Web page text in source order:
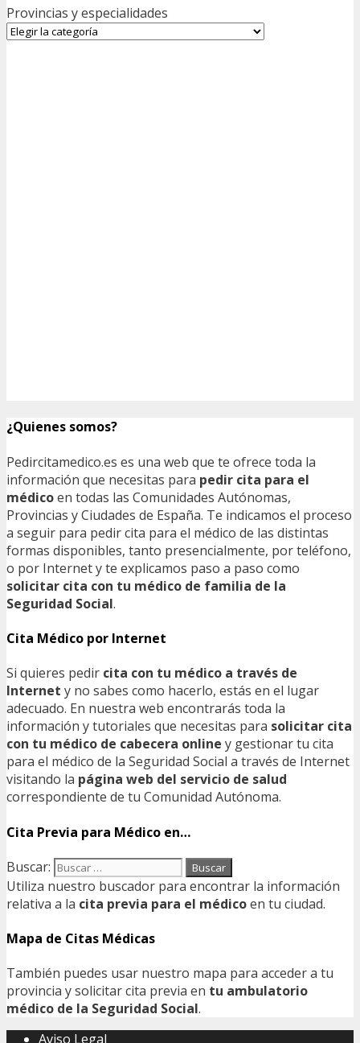
Provincias y especialidades
¿Quienes somos?
Pedircitamedico.es es una web que te ofrece toda la
información que necesitas para pedir cita para el
médicoen todas las Comunidades Autónomas,
Provincias y Ciudades de España. Te indicamos el proceso
a seguir para pedir cita para el médico de las distintas
formas disponibles, tanto presencialmente, por teléfono,
o por Internet y te explicamos paso a paso como
solicitar cita con tu médico de familia de la
Seguridad Social.
Cita Médico por Internet
Si quieres pedir cita con tu médico a través de
Internet y no sabes como hacerlo, estás en el lugar
adecuado. En nuestra web encontrarás toda la
información y tutoriales que necesitas para solicitar cita
con tu médico de cabecera online y gestionar tu cita
para el médico de la Seguridad Social a través de Internet
visitando la página web del servicio de salud
correspondiente de tu Comunidad Autónoma.
Cita Previa para Médico en…
Buscar:
Utiliza nuestro buscador para encontrar la información
relativa a la cita previa para el médicoen tu ciudad.
Mapa de Citas Médicas
También puedes usar nuestro mapa para acceder a tu
provincia y solicitar cita previa en tu ambulatorio
médico de la Seguridad Social.
Aviso Legal